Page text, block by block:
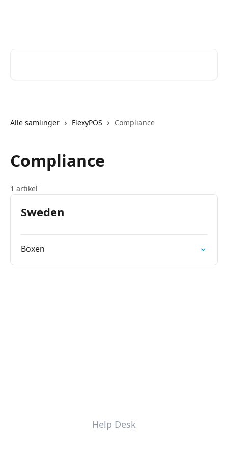
Alle samlinger FlexyPOS Compliance
Compliance
1 artikel
Sweden
Boxen
Help Desk